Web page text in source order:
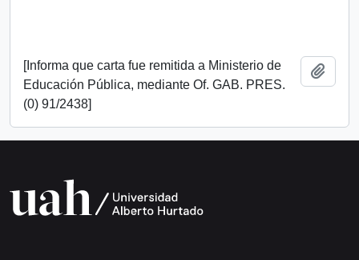
[Informa que carta fue remitida a Ministerio de
Educación Pública, mediante Of. GAB. PRES.
(0) 91/2438]